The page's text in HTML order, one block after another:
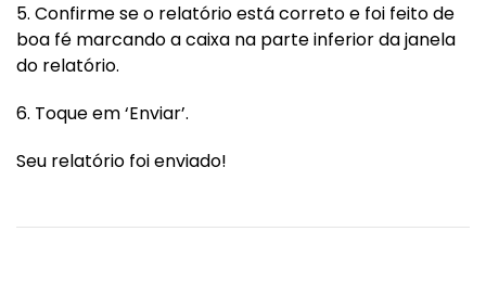
5. Confirme se o relatório está correto e foi feito de
boa fé marcando a caixa na parte inferior da janela
do relatório.
6. Toque em ‘Enviar’.
Seu relatório foi enviado!